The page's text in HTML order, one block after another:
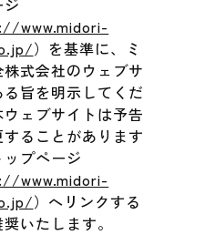
www.midori-
）を基準に、ミ
株式会社のウェブサ
る旨を明示してくだ
ウェブサイトは予告
ることがあります
プページ
www.midori-
）へリンクする
いたします。